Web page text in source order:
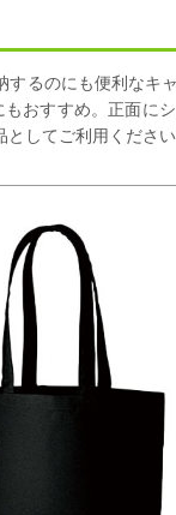
するのにも便利なキ
もおすすめ。正面
してご利用くださ